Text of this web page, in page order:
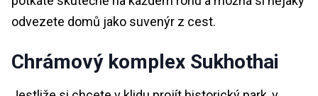
odvezete domů jako suvenýr z cest.
Chrámový komplex Sukhothai